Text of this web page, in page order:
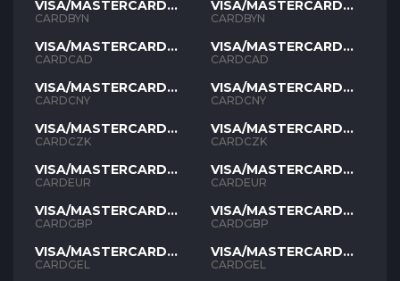
VISA/MASTERCARD
BYN
CARDBYN
VISA/MASTERCARD
CAD
CARDCAD
VISA/MASTERCARD
CNY
CARDCNY
VISA/MASTERCARD
CZK
CARDCZK
VISA/MASTERCARD
EUR
CARDEUR
VISA/MASTERCARD
GBP
CARDGBP
VISA/MASTERCARD
GEL
CARDGEL
VISA/MASTERCARD
BYN
CARDBYN
VISA/MASTERCARD
CAD
CARDCAD
VISA/MASTERCARD
CNY
CARDCNY
VISA/MASTERCARD
CZK
CARDCZK
VISA/MASTERCARD
EUR
CARDEUR
VISA/MASTERCARD
GBP
CARDGBP
VISA/MASTERCARD
GEL
CARDGEL